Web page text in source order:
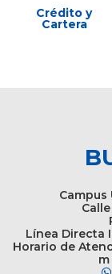
Crédito y
Cartera
Línea Directa
Horario de